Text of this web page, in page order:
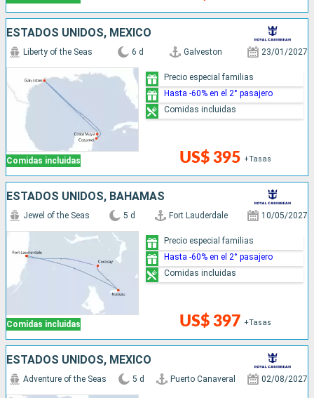
ESTADOS UNIDOS, MÉXICO
Comidas incluidas
Liberty of the Seas 6 d Galveston 23/01/2027
US$ 395 +Tasas
Precio especial familias
Hasta -60% en el 2° pasajero
Comidas incluidas
ESTADOS UNIDOS, BAHAMAS
Comidas incluidas
Jewel of the Seas 5 d Fort Lauderdale 10/05/2027
US$ 397 +Tasas
Precio especial familias
Hasta -60% en el 2° pasajero
Comidas incluidas
ESTADOS UNIDOS, MÉXICO
Adventure of the Seas 5 d Puerto Canaveral 02/08/2027